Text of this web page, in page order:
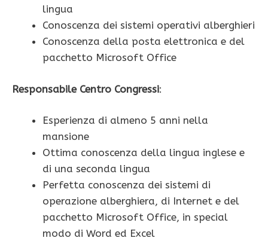
lingua
Conoscenza dei sistemi operativi alberghieri
Conoscenza della posta elettronica e del
pacchetto Microsoft Office
Responsabile Centro Congressi:
Esperienza di almeno 5 anni nella
mansione
Ottima conoscenza della lingua inglese e
di una seconda lingua
Perfetta conoscenza dei sistemi di
operazione alberghiera, di Internet e del
pacchetto Microsoft Office, in special
modo di Word ed Excel